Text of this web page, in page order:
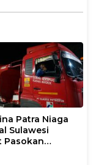
Patra Niaga
Sulawesi
Pasokan